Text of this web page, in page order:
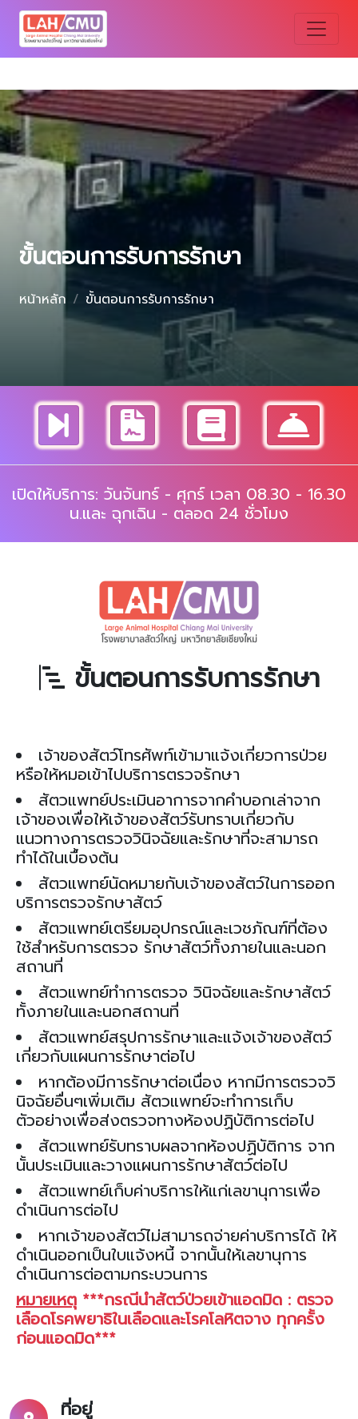
ขั้นตอนการรับการรักษา
หน้าหลัก ขั้นตอนการรับการรักษา
เปิดให้บริการ: วันจันทร์ - ศุกร์ เวลา 08.30 - 16.30
น.และ ฉุกเฉิน - ตลอด 24 ชั่วโมง
ขั้นตอนการรับการรักษา
เจ้าของสัตว์โทรศัพท์เข้ามาแจ้งเกี่ยวการป่วย
หรือให้หมอเข้าไปบริการตรวจรักษา
สัตวแพทย์ประเมินอาการจากคำบอกเล่าจาก
เจ้าของเพื่อให้เจ้าของสัตว์รับทราบเกี่ยวกับ
แนวทางการตรวจวินิจฉัยและรักษาที่จะสามารถ
ทำได้ในเบื้องต้น
สัตวแพทย์นัดหมายกับเจ้าของสัตว์ในการออก
บริการตรวจรักษาสัตว์
สัตวแพทย์เตรียมอุปกรณ์และเวชภัณฑ์ที่ต้อง
ใช้สำหรับการตรวจ รักษาสัตว์ทั้งภายในและนอก
สถานที่
สัตวแพทย์ทำการตรวจ วินิจฉัยและรักษาสัตว์
ทั้งภายในและนอกสถานที่
สัตวแพทย์สรุปการรักษาและแจ้งเจ้าของสัตว์
เกี่ยวกับแผนการรักษาต่อไป
หากต้องมีการรักษาต่อเนื่อง หากมีการตรวจวิ
นิจฉัยอื่นๆเพิ่มเติม สัตวแพทย์จะทำการเก็บ
ตัวอย่างเพื่อส่งตรวจทางห้องปฏิบัติการต่อไป
สัตวแพทย์รับทราบผลจากห้องปฏิบัติการ จาก
นั้นประเมินและวางแผนการรักษาสัตว์ต่อไป
สัตวแพทย์เก็บค่าบริการให้แก่เลขานุการเพื่อ
ดำเนินการต่อไป
หากเจ้าของสัตว์ไม่สามารถจ่ายค่าบริการได้ ให้
ดำเนินออกเป็นใบแจ้งหนี้ จากนั้นให้เลขานุการ
ดำเนินการต่อตามกระบวนการ
หมายเหตุ ***กรณีนำสัตว์ป่วยเข้าแอดมิด : ตรวจ
เลือดโรคพยาธิในเลือดและโรคโลหิตจาง ทุกครั้ง
ก่อนแอดมิด***
ที่อยู่